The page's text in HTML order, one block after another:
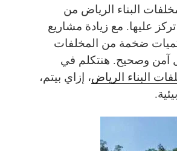
البناء الرياض من
عليها. مع زيادة مشاريع
كميات ضخمة من المخلفات
آمن وصحيح. هنتكلم في
البناء الرياض، إزاي بيتم،